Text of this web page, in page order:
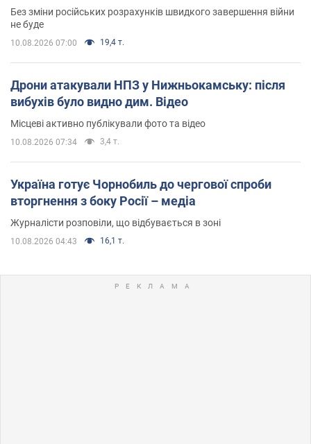
Без зміни російських розрахунків швидкого завершення війни
не буде
10.08.2026 07:00 19,4 т.
Дрони атакували НПЗ у Нижньокамську: після
вибухів було видно дим. Відео
Місцеві активно публікували фото та відео
10.08.2026 07:34 3,4 т.
Україна готує Чорнобиль до чергової спроби
вторгнення з боку Росії – медіа
Журналісти розповіли, що відбувається в зоні
10.08.2026 04:43 16,1 т.